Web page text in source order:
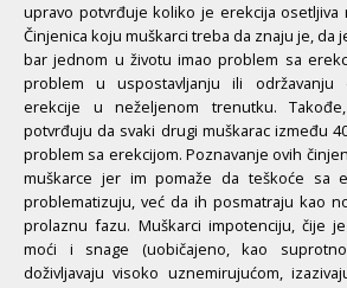
upravo potvrđuje koliko je erekcija osetljiva
Činjenica koju muškarci treba da znaju je, da
bar jednom u životu imao problem sa
problem u uspostavljanju ili održavanju
erekcije u neželjenom trenutku.
potvrđuju da svaki drugi muškarac između
problem sa erekcijom. Poznavanje ovih
muškarce jer im pomaže da teškoće sa
problematizuju, već da ih posmatraju kao
prolaznu fazu. Muškarci impotenciju, čije
moći i snage (uobičajeno, kao
doživljavaju visoko uznemirujućom,